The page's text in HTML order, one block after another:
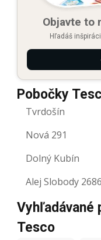
Objavte to
Hľadáš
Pobočky
Tvrdošín
Nová 291
Dolný Kubín
Alej Slobody 2686
Vyhľadávané
Tesco